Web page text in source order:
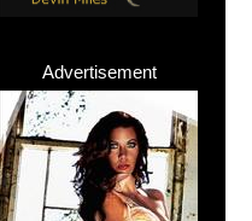
Advertisement